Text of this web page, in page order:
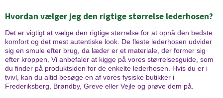
Hvordan vælger jeg den rigtige størrelse lederhosen?
Det er vigtigt at vælge den rigtige størrelse for at opnå den bedste
komfort og det mest autentiske look. De fleste lederhosen udvider
sig en smule efter brug, da læder er et materiale, der former sig
efter kroppen. Vi anbefaler at kigge på vores størrelsesguide, som
du finder på produktsiden for de enkelte lederhosen. Hvis du er i
tvivl, kan du altid besøge en af vores fysiske butikker i
Frederiksberg, Brøndby, Greve eller Vejle og prøve dem på.